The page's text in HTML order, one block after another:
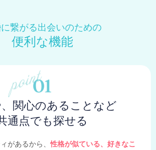
繋がる出会いのための
便利な機能
関心のあることなど
通点でも探せる
があるから、性格が似ている、好きなこ